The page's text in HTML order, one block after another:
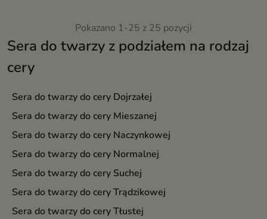
Sera do twarzy z podziałem na rodzaj
cery
Sera do twarzy do cery Dojrzałej
Sera do twarzy do cery Mieszanej
Sera do twarzy do cery Naczynkowej
Sera do twarzy do cery Normalnej
Sera do twarzy do cery Suchej
Sera do twarzy do cery Trądzikowej
Sera do twarzy do cery Tłustej
przesuszonej, odwodnionej i zPokazano 1-25 z 25 pozycji